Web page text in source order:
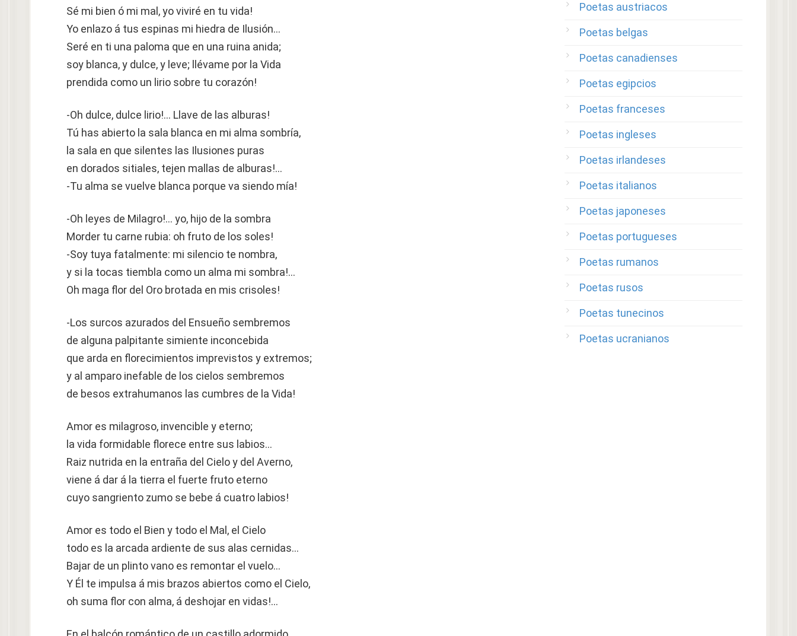
Sé mi bien ó mi mal, yo viviré en tu vida!
Yo enlazo á tus espinas mi hiedra de Ilusión…
Seré en ti una paloma que en una ruina anida;
soy blanca, y dulce, y leve; llévame por la Vida
prendida como un lirio sobre tu corazón!
-Oh dulce, dulce lirio!… Llave de las alburas!
Tú has abierto la sala blanca en mi alma sombría,
la sala en que silentes las Ilusiones puras
en dorados sitiales, tejen mallas de alburas!…
-Tu alma se vuelve blanca porque va siendo mía!
-Oh leyes de Milagro!… yo, hijo de la sombra
Morder tu carne rubia: oh fruto de los soles!
-Soy tuya fatalmente: mi silencio te nombra,
y si la tocas tiembla como un alma mi sombra!…
Oh maga flor del Oro brotada en mis crisoles!
-Los surcos azurados del Ensueño sembremos
de alguna palpitante simiente inconcebida
que arda en florecimientos imprevistos y extremos;
y al amparo inefable de los cielos sembremos
de besos extrahumanos las cumbres de la Vida!
Amor es milagroso, invencible y eterno;
la vida formidable florece entre sus labios…
Raiz nutrida en la entraña del Cielo y del Averno,
viene á dar á la tierra el fuerte fruto eterno
cuyo sangriento zumo se bebe á cuatro labios!
Amor es todo el Bien y todo el Mal, el Cielo
todo es la arcada ardiente de sus alas cernidas…
Bajar de un plinto vano es remontar el vuelo…
Y Él te impulsa á mis brazos abiertos como el Cielo,
oh suma flor con alma, á deshojar en vidas!…
Poetas austriacos
Poetas belgas
Poetas canadienses
Poetas egipcios
Poetas franceses
Poetas ingleses
Poetas irlandeses
Poetas italianos
Poetas japoneses
Poetas portugueses
Poetas rumanos
Poetas rusos
Poetas tunecinos
Poetas ucranianos